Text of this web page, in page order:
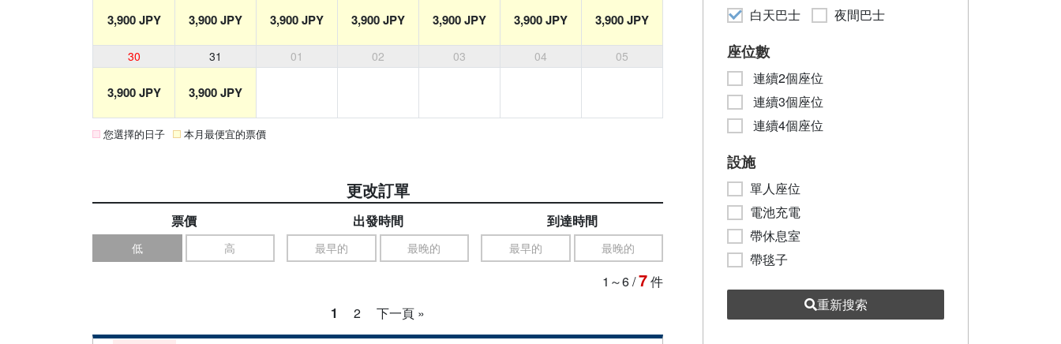
3,900 JPY 3,900 JPY 3,900 JPY 3,900 JPY 3,900 JPY 3,900 JPY 3,900 JPY
30 31 01 02 03 04 05
3,900 JPY 3,900 JPY
您選擇的日子 本月最便宜的票價
更改訂單
票價
低 高
出發時間
最早的 最晚的
到達時間
最早的 最晚的
1～6/7件
1
2 下一頁 »
白天巴士 夜間巴士
座位數
連續2個座位
連續3個座位
連續4個座位
設施
單人座位
電池充電
帶休息室
帶毯子
重新搜索